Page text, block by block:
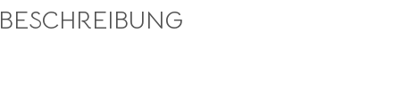
BESCHREIBUNG